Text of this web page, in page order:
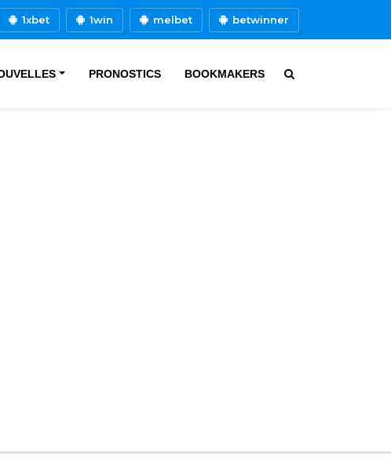
1xbet 1win melbet betwinner
PRONOSTICS BOOKMAKERS